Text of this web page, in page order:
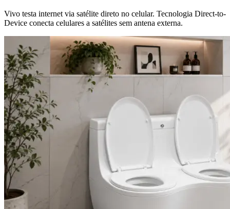
Vivo testa internet via satélite direto no celular. Tecnologia Direct-to-
Device conecta celulares a satélites sem antena externa.